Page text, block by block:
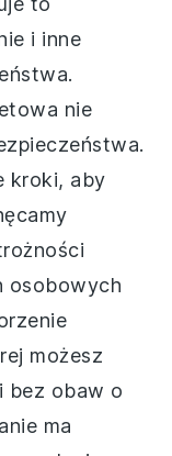
i inne
nie
kroki, aby
osobowych
możesz
bez obaw o
ma